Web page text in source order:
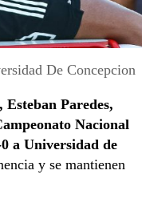
De Concepcion
, Esteban Paredes,
Nacional
a Universidad de
y se mantienen